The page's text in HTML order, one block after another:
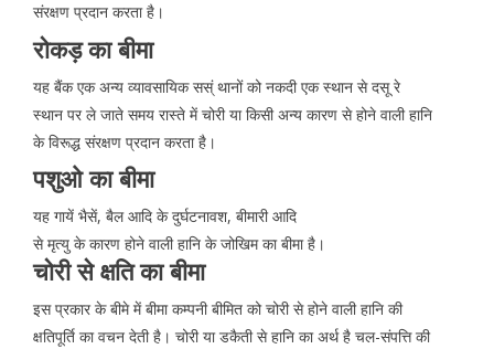
संरक्षण प्रदान करता है।
रोकड़ का बीमा
यह बैंक एक अन्य व्यावसायिक सस्ं थानों को नकदी एक स्थान से दसू रे
स्थान पर ले जाते समय रास्ते में चोरी या किसी अन्य कारण से होने वाली हानि
के विरूद्ध संरक्षण प्रदान करता है।
पशुओ का बीमा
यह गायें भैसें, बैल आदि के दुर्घटनावश, बीमारी आदि
से मृत्यु के कारण होने वाली हानि के जोखिम का बीमा है।
चोरी से क्षति का बीमा
इस प्रकार के बीमे में बीमा कम्पनी बीमित को चोरी से होने वाली हानि की
क्षतिपूर्ति का वचन देती है। चोरी या डकैती से हानि का अर्थ है चल-संपत्ति की